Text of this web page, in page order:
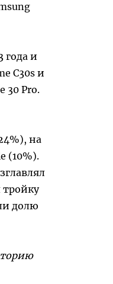
года и
C30s и
30 Pro.
на
(10%).
тройку
долю